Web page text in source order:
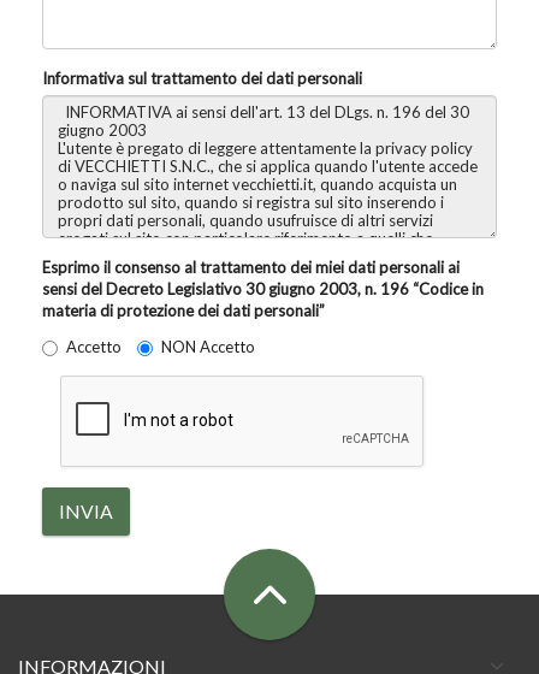
Informativa sul trattamento dei dati personali
Esprimo il consenso al trattamento dei miei dati personali ai
sensi del Decreto Legislativo 30 giugno 2003, n. 196 “Codice in
materia di protezione dei dati personali”
Accetto
NON Accetto
INVIA
INFORMAZIONI